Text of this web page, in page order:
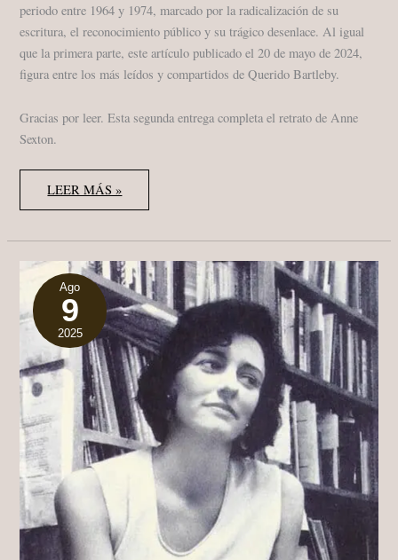
periodo entre 1964 y 1974, marcado por la radicalización de su
escritura, el reconocimiento público y su trágico desenlace. Al igual
que la primera parte, este artículo publicado el 20 de mayo de 2024,
figura entre los más leídos y compartidos de Querido Bartleby.
Gracias por leer. Esta segunda entrega completa el retrato de Anne
Sexton.
ANNE
SEXTON
•
•
OBRA
TARDÍA
POESÍA
CONFESIONAL
(1964–
1974)
LEER MÁS »
Ago
9
2025